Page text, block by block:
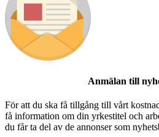
Anmälan till
För att du ska få tillgång till vårt
få information om din yrkestitel och
du får ta del av de annonser som